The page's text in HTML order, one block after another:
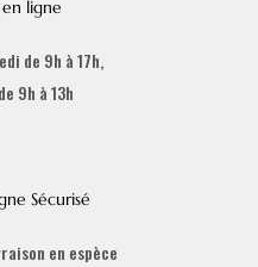
en ligne
de 9h à 17h,
9h à 13h
Sécurisé
en espèce